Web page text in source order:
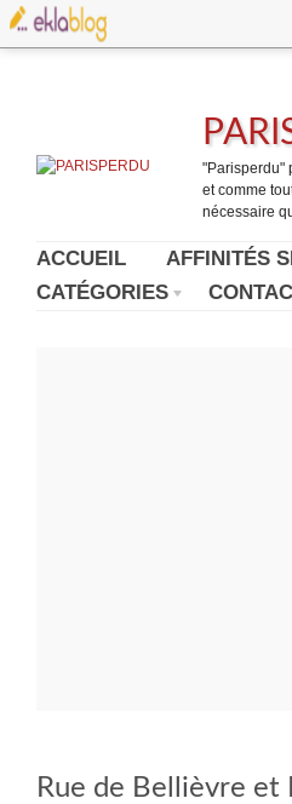
"Parisperdu"
et comme
nécessaire
ACCUEIL AFFINITÉS
CATÉGORIES
Rue de Bellièvre et